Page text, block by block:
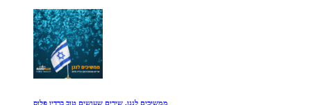
ממשיכים לנגן. שירים שעושים טוב ברדיו פלוס